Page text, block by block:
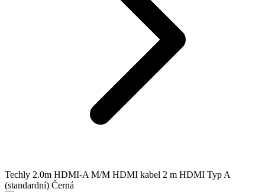
Techly 2.0m HDMI-A M/M HDMI kabel 2 m HDMI Typ A
(standardní) Černá